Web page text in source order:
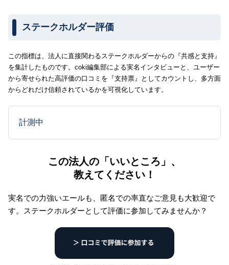
ステークホルダー評価
この指標は、法人に直接関わるステークホルダーからの『共感と支持』
を集計したものです。coki編集部による実名インタビューと、ユーザー
から寄せられた高評価の口コミを『支持票』としてカウントし、多方面
からどれだけ信頼されているかを可視化しています。
計測中
この法人の「いいところ」、
教えてください！
実名での力強いエールも、匿名での率直なご意見も大歓迎で
す。
ステークホルダーとして評価に参加してみませんか？